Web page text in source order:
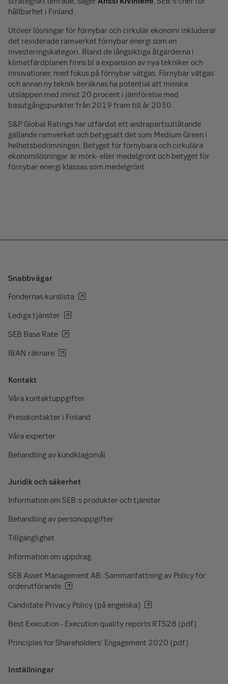
hållbarhet i Finland.
Utöver lösningar för förnybar och cirkulär ekonomi inkluderar
det reviderade ramverket förnybar energi som en
investeringskategori. Bland de långsiktiga åtgärderna i
klimatfärdplanen finns bl a expansion av nya tekniker och
innovationer, med fokus på förnybar vätgas. Förnybar vätgas
och annan ny teknik beräknas ha potential att minska
utsläppen med minst 20 procent i jämförelse med
basutgångspunkter från 2019 fram till år 2030.
S&P Global Ratings har utfärdat ett andrapartsutlåtande
gällande ramverket och betygsatt det som Medium Green i
helhetsbedömningen. Betyget för förnybara och cirkulära
ekonomilösningar är mörk- eller medelgrönt och betyget för
förnybar energi klassas som medelgrönt.
Snabbvägar
Fondernas kurslista
Lediga tjänster
SEB Base Rate
IBAN räknare
Kontakt
Våra kontaktuppgifter
Presskontakter i Finland
Våra experter
Behandling av kundklagomål
Juridik och säkerhet
Information om SEB:s produkter och tjänster
Behandling av personuppgifter
Tillgänglighet
Information om uppdrag
SEB Asset Management AB: Sammanfattning av Policy för
orderutförande
Candidate Privacy Policy (på engelska)
Best Execution - Execution quality reports RTS28 (pdf)
Principles for Shareholders’ Engagement 2020 (pdf)
Inställningar